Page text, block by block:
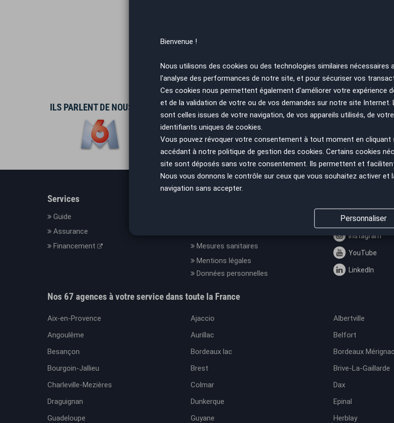
ILS PARLENT DE NOUS
Services
Guide
Assurance
Financement
Mesures sanitaires
Mentions légales
Données personnelles
Facebook
Instagram
YouTube
LinkedIn
Nos 67 agences à votre service dans toute la France
Aix-en-Provence Ajaccio Albertville
Angoulême
Aurillac Belfort
Besançon
Bordeaux lac Bordeaux Mérignac
Bourgoin-Jallieu
Brest Brive-La-Gaillarde
Charleville-Mezières
Colmar Dax
Draguignan
Dunkerque Epinal
Guadeloupe
Guyane Herblay
Bienvenue !
Nous utilisons des cookies ou des technologies similaires
l'analyse des performances de notre site, et pour sécuriser vos
Ces cookies nous permettent également d'améliorer votre expérience
et de la validation de votre ou de vos demandes sur notre site
sont celles issues de votre navigation, de vos appareils utilisés, de
identifiants uniques de cookies.
Vous pouvez révoquer votre consentement à tout moment en cliquant
accédant à notre politique de gestion des cookies . Certains cookies
site sont déposés sans votre consentement. Ils permettent et
Nous vous donnons le contrôle sur ceux que vous souhaitez activer et
navigation sans accepter.
Personnaliser